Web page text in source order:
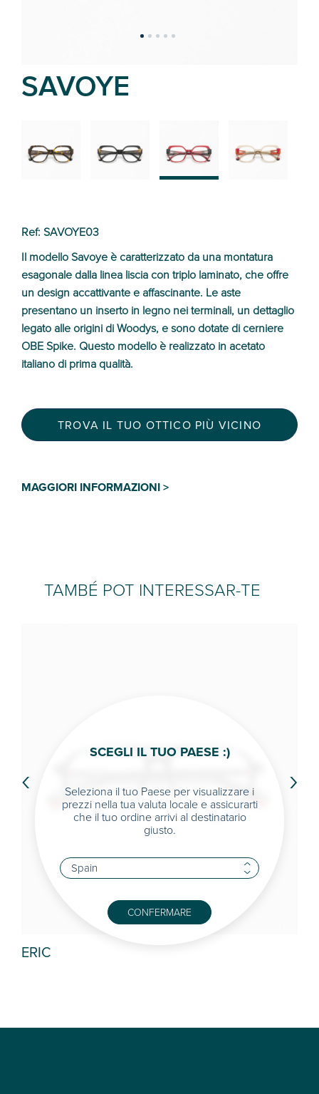
SAVOYE
Ref: SAVOYE03
Il modello Savoye è caratterizzato da una montatura
esagonale dalla linea liscia con triplo laminato, che offre
un design accattivante e affascinante. Le aste
presentano un inserto in legno nei terminali, un dettaglio
legato alle origini di Woodys, e sono dotate di cerniere
OBE Spike. Questo modello è realizzato in acetato
italiano di prima qualità.
TROVA IL TUO OTTICO PIÙ VICINO
MAGGIORI INFORMAZIONI >
TAMBÉ POT INTERESSAR-TE
ERIC
‹ ›
SCEGLI IL TUO PAESE :)
Seleziona il tuo Paese per visualizzare i
prezzi nella tua valuta locale e assicurarti
che il tuo ordine arrivi al destinatario
giusto.
CONFERMARE